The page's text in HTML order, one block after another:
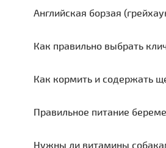
Английская борзая
Как правильно выбрать
Как кормить и содержать
Правильное питание
Нужны ли витамины